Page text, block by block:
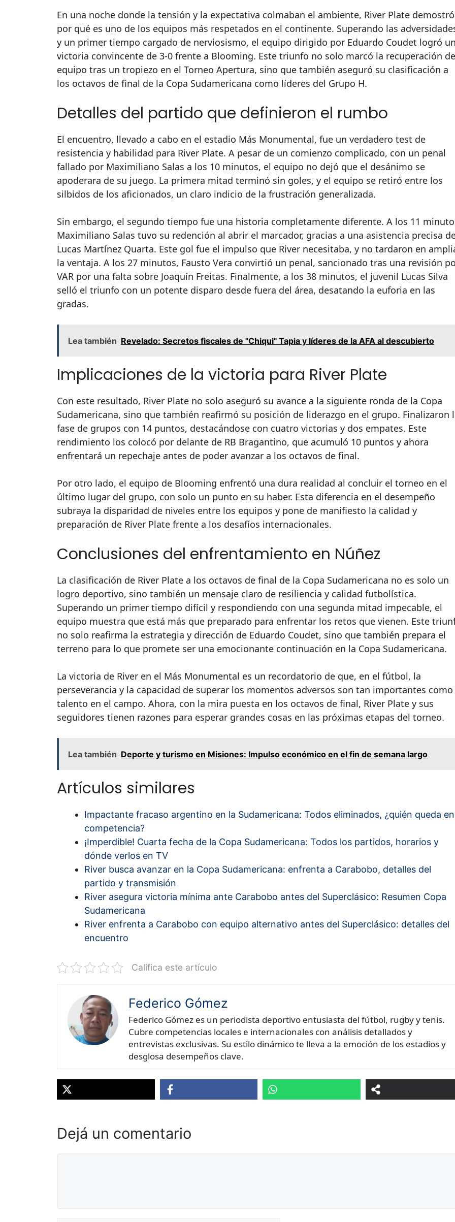
En una noche donde la tensión y la expectativa colmaban el ambiente, River Plate demostró
por qué es uno de los equipos más respetados en el continente. Superando las
y un primer tiempo cargado de nerviosismo, el equipo dirigido por Eduardo Coudet logró
victoria convincente de 3-0 frente a Blooming. Este triunfo no solo marcó la recuperación
equipo tras un tropiezo en el Torneo Apertura, sino que también aseguró su clasificación a
los octavos de final de la Copa Sudamericana como líderes del Grupo H.
Detalles del partido que definieron el rumbo
El encuentro, llevado a cabo en el estadio Más Monumental, fue un verdadero test de
resistencia y habilidad para River Plate. A pesar de un comienzo complicado, con un penal
fallado por Maximiliano Salas a los 10 minutos, el equipo no dejó que el desánimo se
apoderara de su juego. La primera mitad terminó sin goles, y el equipo se retiró entre los
silbidos de los aficionados, un claro indicio de la frustración generalizada.
Sin embargo, el segundo tiempo fue una historia completamente diferente. A los 11
Maximiliano Salas tuvo su redención al abrir el marcador, gracias a una asistencia precisa
Lucas Martínez Quarta. Este gol fue el impulso que River necesitaba, y no tardaron en
la ventaja. A los 27 minutos, Fausto Vera convirtió un penal, sancionado tras una revisión
VAR por una falta sobre Joaquín Freitas. Finalmente, a los 38 minutos, el juvenil Lucas Silva
selló el triunfo con un potente disparo desde fuera del área, desatando la euforia en las
gradas.
Lea también Revelado: Secretos fiscales de "Chiqui" Tapia y líderes de la AFA al descubierto
Implicaciones de la victoria para River Plate
Con este resultado, River Plate no solo aseguró su avance a la siguiente ronda de la Copa
Sudamericana, sino que también reafirmó su posición de liderazgo en el grupo. Finalizaron
fase de grupos con 14 puntos, destacándose con cuatro victorias y dos empates. Este
rendimiento los colocó por delante de RB Bragantino, que acumuló 10 puntos y ahora
enfrentará un repechaje antes de poder avanzar a los octavos de final.
Por otro lado, el equipo de Blooming enfrentó una dura realidad al concluir el torneo en el
último lugar del grupo, con solo un punto en su haber. Esta diferencia en el desempeño
subraya la disparidad de niveles entre los equipos y pone de manifiesto la calidad y
preparación de River Plate frente a los desafíos internacionales.
Conclusiones del enfrentamiento en Núñez
La clasificación de River Plate a los octavos de final de la Copa Sudamericana no es solo un
logro deportivo, sino también un mensaje claro de resiliencia y calidad futbolística.
Superando un primer tiempo difícil y respondiendo con una segunda mitad impecable, el
equipo muestra que está más que preparado para enfrentar los retos que vienen. Este
no solo reafirma la estrategia y dirección de Eduardo Coudet, sino que también prepara el
terreno para lo que promete ser una emocionante continuación en la Copa Sudamericana.
La victoria de River en el Más Monumental es un recordatorio de que, en el fútbol, la
perseverancia y la capacidad de superar los momentos adversos son tan importantes
talento en el campo. Ahora, con la mira puesta en los octavos de final, River Plate y sus
seguidores tienen razones para esperar grandes cosas en las próximas etapas del torneo.
Lea también Deporte y turismo en Misiones: Impulso económico en el fin de semana largo
Artículos similares
Impactante fracaso argentino en la Sudamericana: Todos eliminados, ¿quién queda en
competencia?
¡Imperdible! Cuarta fecha de la Copa Sudamericana: Todos los partidos, horarios y
dónde verlos en TV
River busca avanzar en la Copa Sudamericana: enfrenta a Carabobo, detalles del
partido y transmisión
River asegura victoria mínima ante Carabobo antes del Superclásico: Resumen Copa
Sudamericana
River enfrenta a Carabobo con equipo alternativo antes del Superclásico: detalles del
encuentro
Califica este artículo
Federico Gómez
Federico Gómez es un periodista deportivo entusiasta del fútbol, rugby y tenis.
Cubre competencias locales e internacionales con análisis detallados y
entrevistas exclusivas. Su estilo dinámico te lleva a la emoción de los estadios y
desglosa desempeños clave.
Dejá un comentario